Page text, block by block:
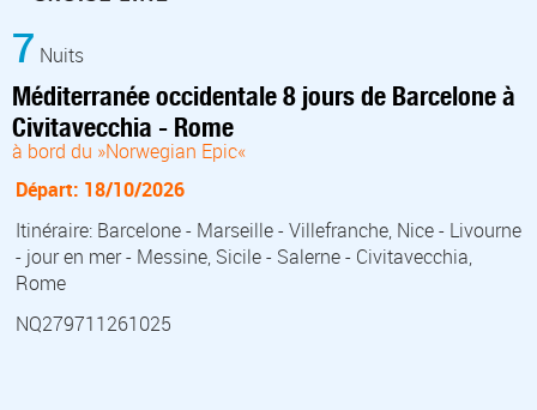
7 Nuits
Méditerranée occidentale 8 jours de Barcelone à
Civitavecchia - Rome
à bord du »Norwegian Epic«
Départ: 18/10/2026
Itinéraire: Barcelone - Marseille - Villefranche, Nice - Livourne
- jour en mer - Messine, Sicile - Salerne - Civitavecchia,
Rome
NQ279711261025